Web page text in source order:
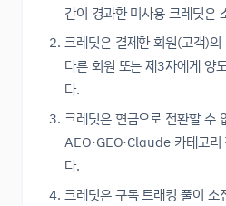
간이 경과한 미사용 크레딧은
크레딧은 결제한 회원(고객)
다른 회원 또는 제3자에게 양
다.
크레딧은 현금으로 전환할 수
AEO·GEO·Claude 카테고리
다.
크레딧은 구독 트래킹 풀이 소